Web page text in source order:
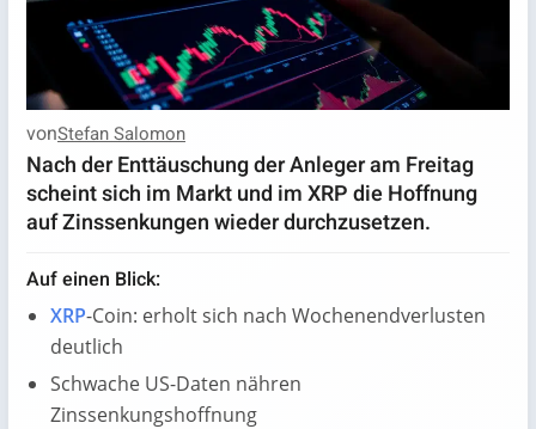
vonStefan Salomon
Nach der Enttäuschung der Anleger am Freitag
scheint sich im Markt und im XRP die Hoffnung
auf Zinssenkungen wieder durchzusetzen.
Auf einen Blick:
XRP-Coin: erholt sich nach Wochenendverlusten
deutlich
Schwache US-Daten nähren
Zinssenkungshoffnung